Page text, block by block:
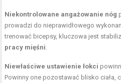
Niekontrolowane angażowanie nóg
prowadzi do nieprawidłowego
trenować bicepsy, kluczowa jest
pracy mięśni
Niewłaściwe ustawienie łokci
Powinny one pozostawać blisko ciała,